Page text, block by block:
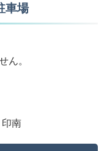
車場
ん。
南